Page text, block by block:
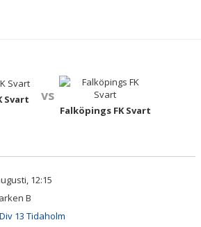
Svart vs
Falköpings FK Svart
12:15
B
13 Tidaholm